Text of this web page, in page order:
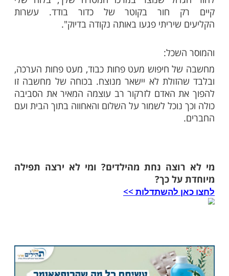
קם המומחה האגדי, נעמד מול לוח
בתנועה פשוטה את רובהו והחל יורה.
שמעל לנקודה המרכזית. כיוון
לא פגע בנקודה המרכזית, מיהרו
להכריז על נצחונו של המלך בתחרות לקול
עם סיום התחרות לחץ המלך את
והזמינו לסיור מלכותי בארמון המפואר. כאשר
בכוחי לנצח בתחרות, אך מפאת
את הרובה מעט מעל המרכז ולשם
כל הכדורים. תוכל להבחין, כי בניגוד
פגעו באותה נקודה בדיוק".